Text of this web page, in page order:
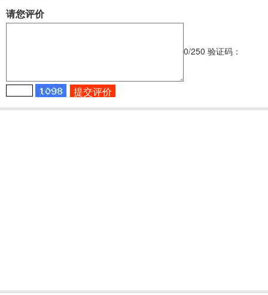
请您评价
0/250 验证码：